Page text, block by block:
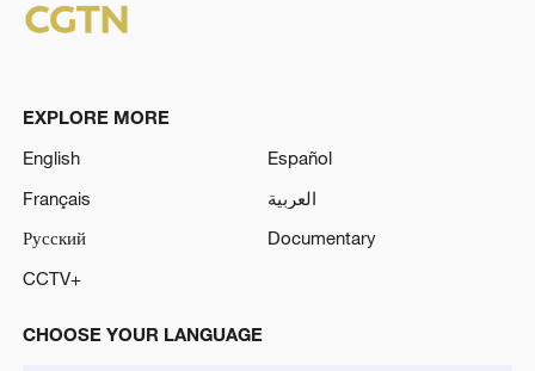
EXPLORE MORE
English
Español
Français
العربية
Русский
Documentary
CCTV+
CHOOSE YOUR LANGUAGE